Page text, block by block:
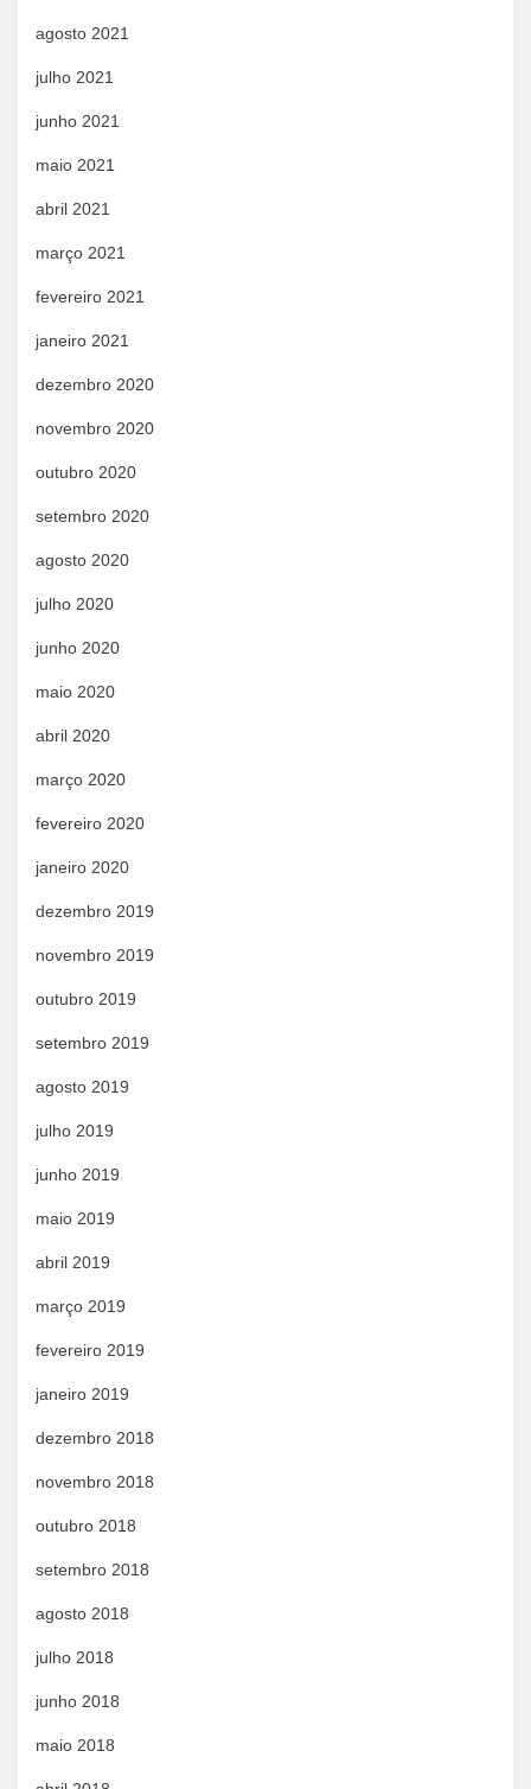
agosto 2021
julho 2021
junho 2021
maio 2021
abril 2021
março 2021
fevereiro 2021
janeiro 2021
dezembro 2020
novembro 2020
outubro 2020
setembro 2020
agosto 2020
julho 2020
junho 2020
maio 2020
abril 2020
março 2020
fevereiro 2020
janeiro 2020
dezembro 2019
novembro 2019
outubro 2019
setembro 2019
agosto 2019
julho 2019
junho 2019
maio 2019
abril 2019
março 2019
fevereiro 2019
janeiro 2019
dezembro 2018
novembro 2018
outubro 2018
setembro 2018
agosto 2018
julho 2018
junho 2018
maio 2018